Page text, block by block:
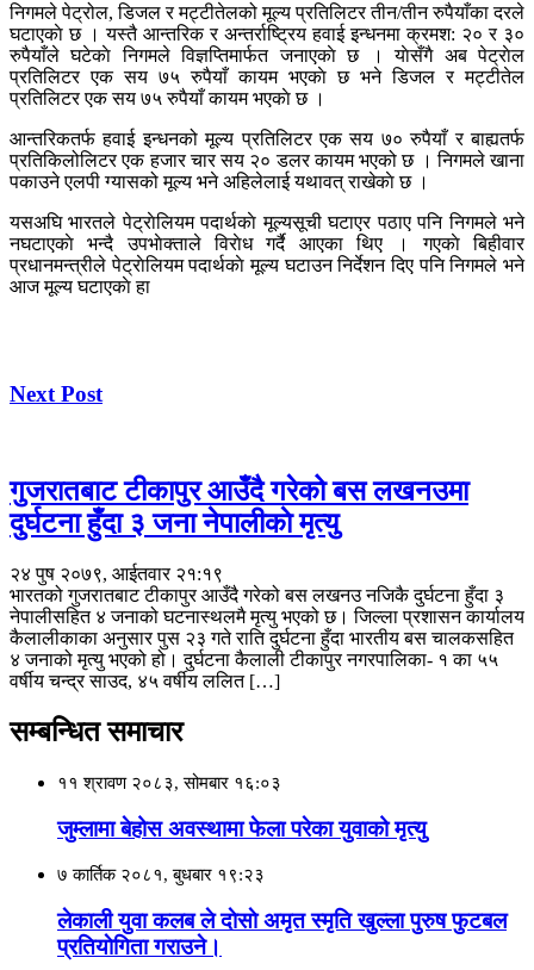
निगमले पेट्रोल, डिजल र मट्टीतेलको मूल्य प्रतिलिटर तीन/तीन रुपैयाँका दरले
घटाएकाे छ । यस्तै आन्तरिक र अन्तर्राष्ट्रिय हवाई इन्धनमा क्रमश: २० र ३०
रुपैयाँले घटेकाे निगमले विज्ञप्तिमार्फत जनाएकाे छ । याेसँगै अब पेट्राेल
प्रतिलिटर एक सय ७५ रुपैयाँ कायम भएकाे छ भने डिजल र मट्टीतेल
प्रतिलिटर एक सय ७५ रुपैयाँ कायम भएकाे छ ।
आन्तरिकतर्फ हवाई इन्धनको मूल्य प्रतिलिटर एक सय ७० रुपैयाँ र बाह्यतर्फ
प्रतिकिलोलिटर एक हजार चार सय २० डलर कायम भएको छ । निगमले खाना
पकाउने एलपी ग्यासको मूल्य भने अहिलेलाई यथावत् राखेकाे छ ।
यसअघि भारतले पेट्राेलियम पदार्थकाे मूल्यसूची घटाएर पठाए पनि निगमले भने
नघटाएकाे भन्दै उपभाेक्ताले विराेध गर्दै आएका थिए । गएकाे बिहीवार
प्रधानमन्त्रीले पेट्राेलियम पदार्थकाे मूल्य घटाउन निर्देशन दिए पनि निगमले भने
आज मूल्य घटाएकाे हा
Next Post
गुजरातबाट टीकापुर आउँदै गरेको बस लखनउमा
दुर्घटना हुँदा ३ जना नेपालीकाे मृत्यु
२४ पुष २०७९, आईतवार २१:१९
भारतको गुजरातबाट टीकापुर आउँदै गरेको बस लखनउ नजिकै दुर्घटना हुँदा ३
नेपालीसहित ४ जनाको घटनास्थलमै मृत्यु भएको छ। जिल्ला प्रशासन कार्यालय
कैलालीकाका अनुसार पुस २३ गते राति दुर्घटना हुँदा भारतीय बस चालकसहित
४ जनाको मृत्यु भएको हो। दुर्घटना कैलाली टीकापुर नगरपालिका- १ का ५५
वर्षीय चन्द्र साउद, ४५ वर्षीय ललित […]
सम्बन्धित समाचार
११ श्रावण २०८३, सोमबार १६:०३
जुम्लामा बेहोस अवस्थामा फेला परेका युवाको मृत्यु
७ कार्तिक २०८१, बुधबार १९:२३
लेकाली युवा कलब ले दाेसाे अमृत स्मृति खुल्ला पुरुष फुटबल
प्रतियाेगिता गराउने।